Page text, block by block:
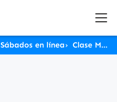
Sábados en línea Clase Magistral: Cuentas Claras: Ordena tu Cierre Tributario